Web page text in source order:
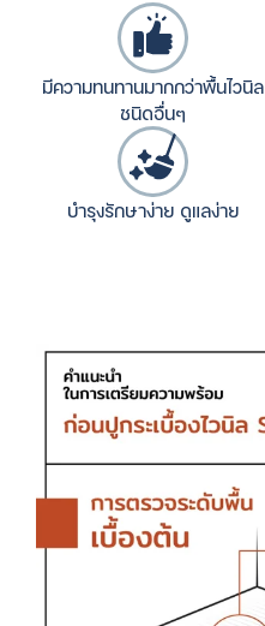
มีความทนทานมากกว่าพื้นไวนิล
ชนิดอื่นๆ
บำรุงรักษาง่าย ดูแลง่าย